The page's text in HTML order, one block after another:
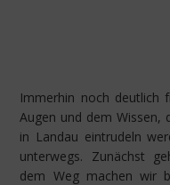
Immerhin noch deutlich
Augen und dem Wissen,
in Landau eintrudeln
unterwegs. Zunächst
dem Weg machen wir